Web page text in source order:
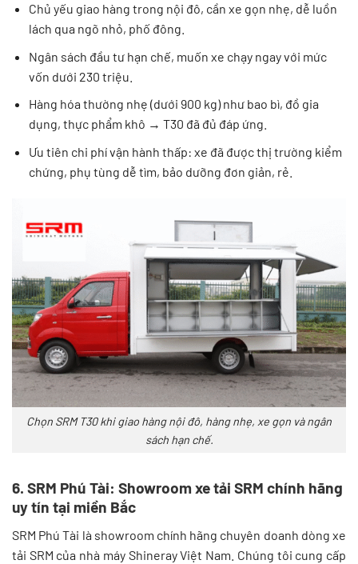
Chủ yếu giao hàng trong nội đô, cần xe gọn nhẹ, dễ luồn
lách qua ngõ nhỏ, phố đông.
Ngân sách đầu tư hạn chế, muốn xe chạy ngay với mức
vốn dưới 230 triệu.
Hàng hóa thường nhẹ (dưới 900 kg) như bao bì, đồ gia
dụng, thực phẩm khô → T30 đã đủ đáp ứng.
Ưu tiên chi phí vận hành thấp: xe đã được thị trường kiểm
chứng, phụ tùng dễ tìm, bảo dưỡng đơn giản, rẻ.
Chọn SRM T30 khi giao hàng nội đô, hàng nhẹ, xe gọn và ngân
sách hạn chế.
6. SRM Phú Tài: Showroom xe tải SRM chính hãng
uy tín tại miền Bắc
SRM Phú Tài là showroom chính hãng chuyên doanh dòng xe
tải SRM của nhà máy Shineray Việt Nam. Chúng tôi cung cấp